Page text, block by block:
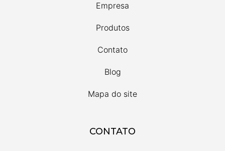
Empresa
Produtos
Contato
Blog
Mapa do site
CONTATO